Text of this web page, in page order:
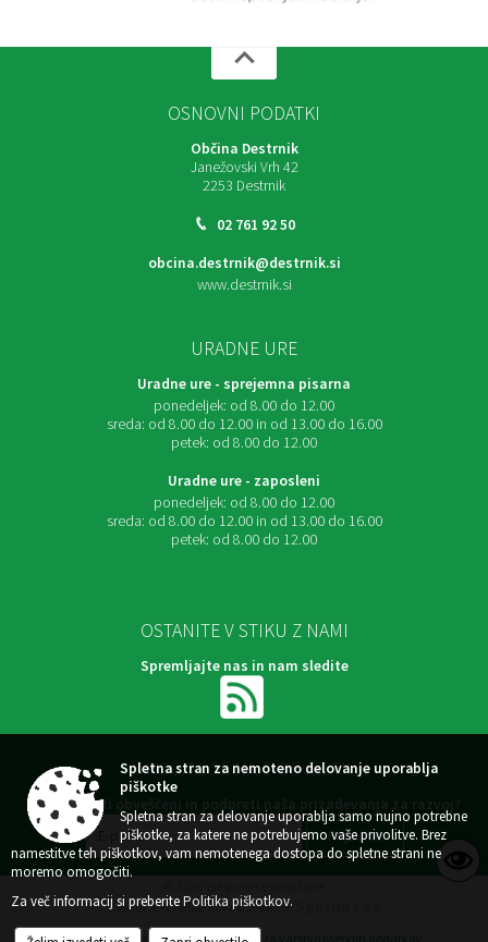
OSNOVNI PODATKI
Občina Destrnik
Janežovski Vrh 42
2253 Destrnik
02 761 92 50
obcina.destrnik@destrnik.si
www.destrnik.si
URADNE URE
Uradne ure - sprejemna pisarna
ponedeljek: od 8.00 do 12.00
sreda: od 8.00 do 12.00 in od 13.00 do 16.00
petek: od 8.00 do 12.00
Uradne ure - zaposleni
ponedeljek: od 8.00 do 12.00
sreda: od 8.00 do 12.00 in od 13.00 do 16.00
petek: od 8.00 do 12.00
OSTANITE V STIKU Z NAMI
Spremljajte nas in nam sledite
NAROČITE SE NA E-OBVESTILA
Želite ostati obveščeni in podpreti naša prizadevanja za razvoj?
Zasnova, izvedba in vzdrževanje: Sigmateh d.o.o.
Splošni pogoji spletne strani
Center za varstvo osebnih podatkov
Spletna stran za nemoteno delovanje uporablja
piškotke
Spletna stran za delovanje uporablja samo nujno potrebne
piškotke, za katere ne potrebujemo vaše privolitve. Brez
namestitve teh piškotkov, vam nemotenega dostopa do spletne strani ne
moremo omogočiti.
Za več informacij si preberitePolitika piškotkov.